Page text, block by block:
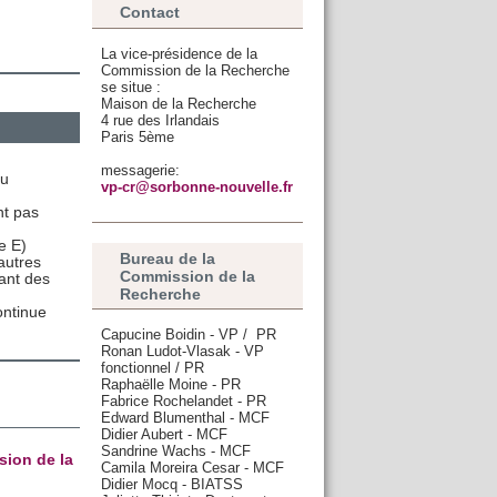
pas
E)
des
de la
Contact
La vice-présidence de la
Commission de la Recherche
se situe :
Maison de la Recherche
4 rue des Irlandais
Paris 5ème
messagerie:
vp-cr@sorbonne-nouvelle.fr
Bureau de la
Commission de la
Recherche
Capucine Boidin - VP / PR
Ronan Ludot-Vlasak - VP
fonctionnel / PR
Raphaëlle Moine - PR
Fabrice Rochelandet - PR
Edward Blumenthal - MCF
Didier Aubert - MCF
Sandrine Wachs - MCF
Camila Moreira Cesar - MCF
Didier Mocq - BIATSS